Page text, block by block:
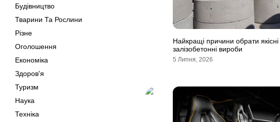
Будівництво
Тварини Та Рослини
Різне
Оголошення
Економіка
Здоров'я
Туризм
Наука
Техніка
Найкращі причини обрати якісні
залізобетонні вироби
5 Липня, 2026